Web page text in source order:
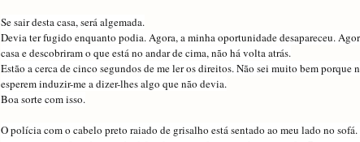
Se sair desta casa, será algemada.
Devia ter fugido enquanto podia. Agora, a minha oportunidade desapareceu.
casa e descobriram o que está no andar de cima, não há volta atrás.
Estão a cerca de cinco segundos de me ler os direitos. Não sei muito bem porque
esperem induzir-me a dizer-lhes algo que não devia.
Boa sorte com isso.
O polícia com o cabelo preto raiado de grisalho está sentado ao meu lado no